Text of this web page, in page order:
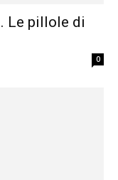
Le pillole di
0